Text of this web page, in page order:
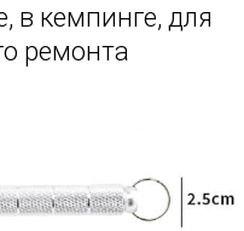
в кемпинге, для
ремонта